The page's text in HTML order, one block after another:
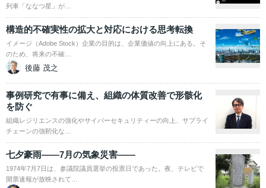
列車「ななつ星」が…
構造的不確実性の拡大と対応における思考転換
イメージ（Adobe Stock）企業の目的は、企業価値の向上にある。そ
のため、将来の不確…
後藤 茂之
事例研究で有事に備え、組織の体質改善で形骸化
を防ぐ
組織レジリエンスの強化やサイバーセキュリティーの向上、サプライ
チェーンの強靭化な…
七夕豪雨――7月の気象災害――
1974年7月7日は、参議院議員選挙の投票日であった。夜、テレビで
開票速報が放映されて…